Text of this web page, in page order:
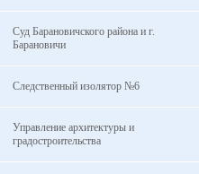
Суд Барановичского района и г.
Барановичи
Следственный изолятор №6
Управление архитектуры и
градостроительства